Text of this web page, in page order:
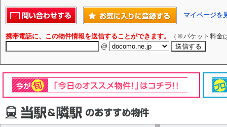
マイページを
携帯電話に、この物件情報を送信することができます。
（※パケット料金
@